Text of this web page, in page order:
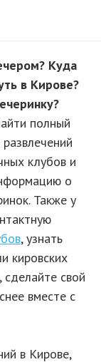
Куда
в Кирове?
полный
клубов и
о
Также у
, узнать
кировских
свой
вместе с
в Кирове,